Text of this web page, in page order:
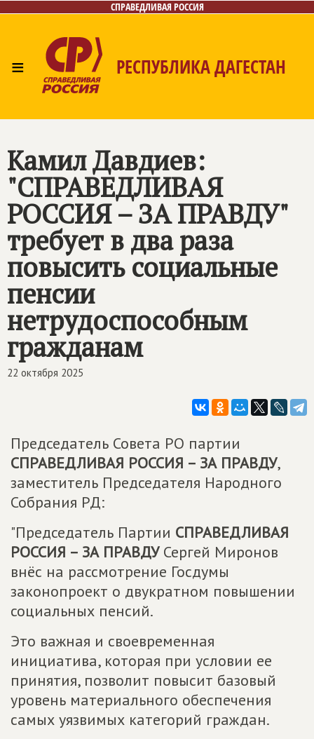
СПРАВЕДЛИВАЯ РОССИЯ
≡ РЕСПУБЛИКА ДАГЕСТАН
Камил Давдиев:
"СПРАВЕДЛИВАЯ
РОССИЯ – ЗА ПРАВДУ"
требует в два раза
повысить социальные
пенсии
нетрудоспособным
гражданам
22 октября 2025
Председатель Совета РО партии
СПРАВЕДЛИВАЯ РОССИЯ – ЗА ПРАВДУ,
заместитель Председателя Народного
Собрания РД:
"Председатель Партии СПРАВЕДЛИВАЯ
РОССИЯ – ЗА ПРАВДУСергей Миронов
внёс на рассмотрение Госдумы
законопроект о двукратном повышении
социальных пенсий.
Это важная и своевременная
инициатива, которая при условии ее
принятия, позволит повысит базовый
уровень материального обеспечения
самых уязвимых категорий граждан.